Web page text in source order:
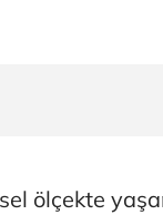
ölçekte